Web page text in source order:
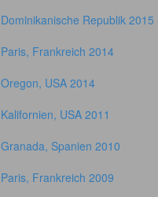
Dominikanische Republik 2015
Paris, Frankreich 2014
Oregon, USA 2014
Kalifornien, USA 2011
Granada, Spanien 2010
Paris, Frankreich 2009